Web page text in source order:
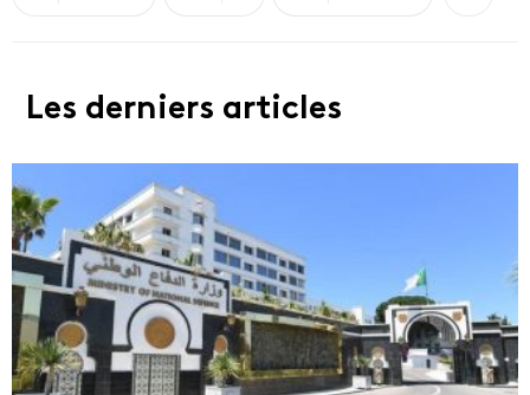
Les derniers articles